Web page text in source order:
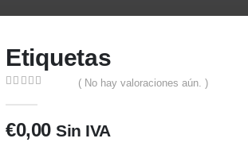
Etiquetas
( No hay valoraciones aún. )
€0,00 Sin IVA